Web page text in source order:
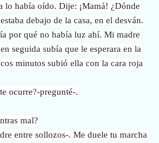
lo había oído. Dije: ¡Mamá! ¿Dónde
debajo de la casa, en el desván.
por qué no había luz ahí. Mi madre
seguida subía que le esperara en la
minutos subió ella con la cara roja
ocurre?-pregunté-.
mal?
entre sollozos-. Me duele tu marcha